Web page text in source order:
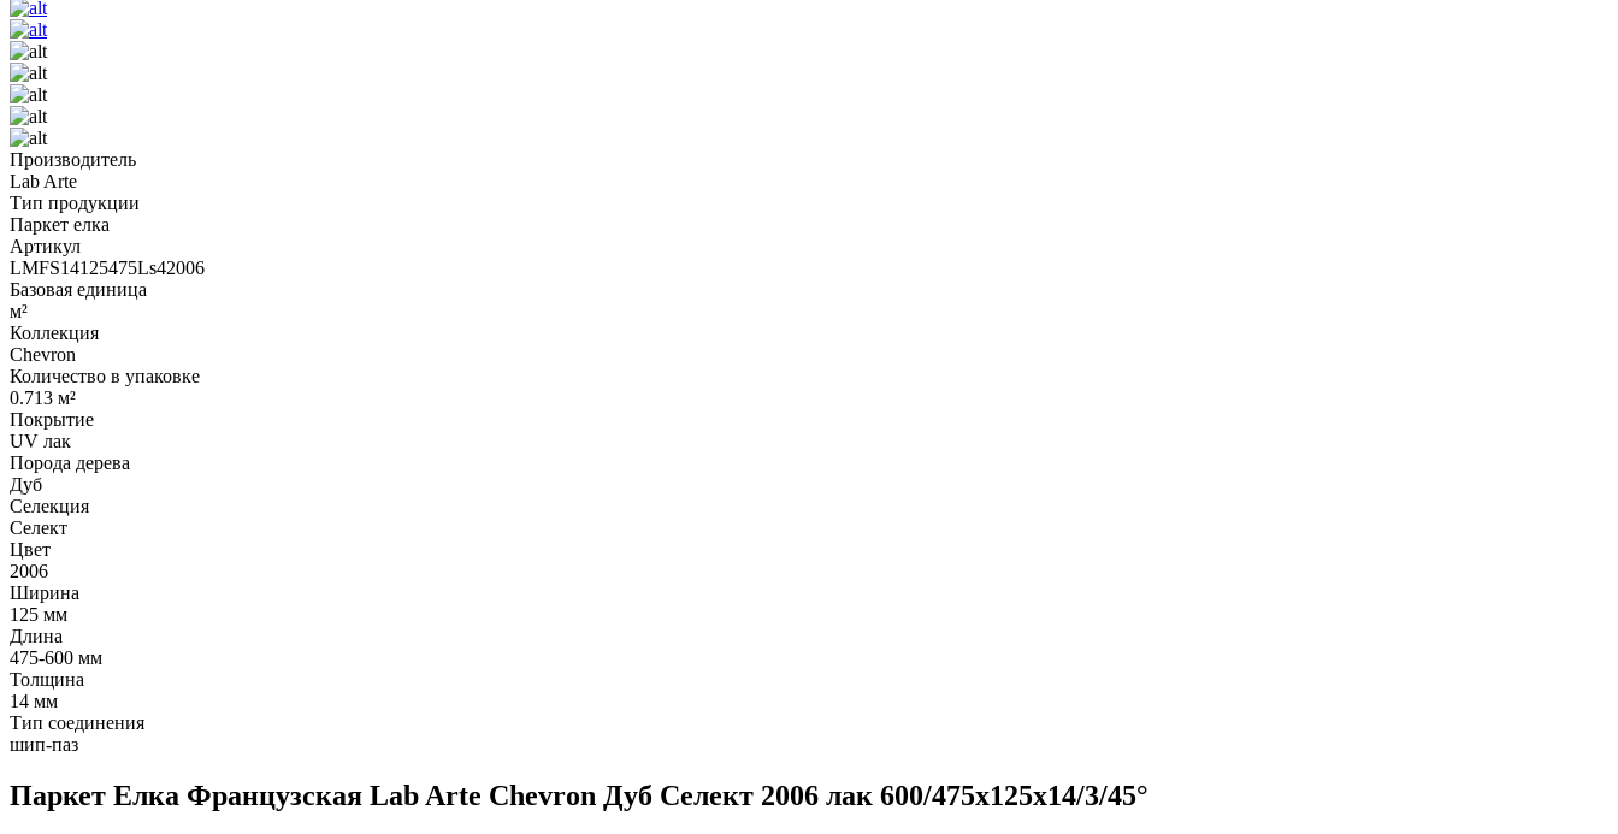
Производитель
Lab Arte
Тип продукции
Паркет елка
Артикул
LMFS14125475Ls42006
Базовая единица
м²
Коллекция
Chevron
Количество в упаковке
0.713 м²
Покрытие
UV лак
Порода дерева
Дуб
Селекция
Селект
Цвет
2006
Ширина
125 мм
Длина
475-600 мм
Толщина
14 мм
Тип соединения
шип-паз
Паркет Елка Французская Lab Arte Chevron Дуб Селект 2006 лак 600/475х125х14/3/45°